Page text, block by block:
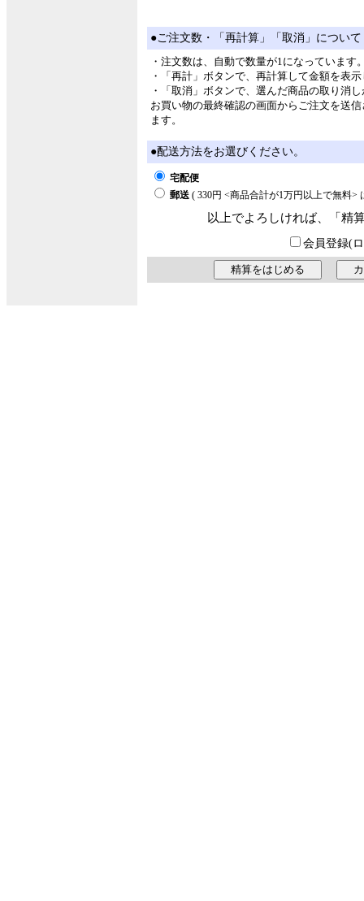
●ご注文数・「再計算」「取消」について
・注文数は、自動で数量が1になっていま
・「再計」ボタンで、再計算して金額を表
・「取消」ボタンで、選んだ商品の取り消
お買い物の最終確認の画面からご注文を送
ます。
●配送方法をお選びください。
宅配便
郵送 ( 330円 <商品合計が1万円以上で無料>
以上でよろしければ、「精
会員登録(